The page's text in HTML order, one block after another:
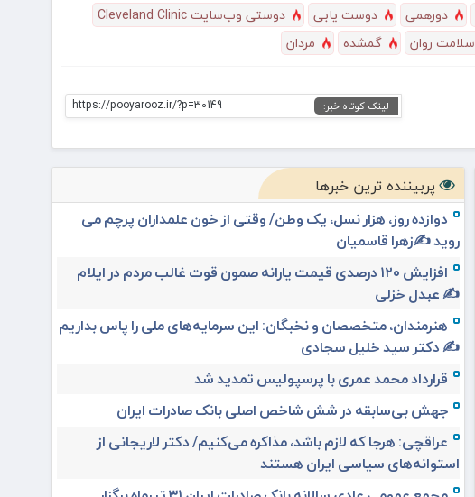
دورهمی دوست یابی
دوستی وب‌سایت Cleveland Clinic
سلامت روان گمشده مردان
لینک کوتاه خبر: https://pooyarooz.ir/?p=30149
پربیننده ترین خبرها
دوازده روز، هزار نسل، یک وطن/ وقتی از خون علمداران پرچم می
روید ✍️زهرا قاسمیان
افزایش ۱۲۰ درصدی قیمت یارانه صمون قوت غالب مردم در ایلام
✍️ عبدل خزلی
هنرمندان، متخصصان و نخبگان: این سرمایه‌های ملی را پاس بداریم
✍️ دکتر سید خلیل سجادی
قرارداد محمد عمری با پرسپولیس تمدید شد
جهش بی‌سابقه در شش شاخص اصلی بانک صادرات ایران
عراقچی: هرجا که لازم باشد، مذاکره می‌کنیم/ دکتر لاریجانی از
استوانه‌های سیاسی ایران هستند